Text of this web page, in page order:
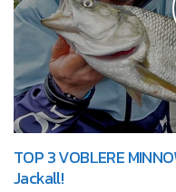
TOP 3 VOBLERE
Jackall!